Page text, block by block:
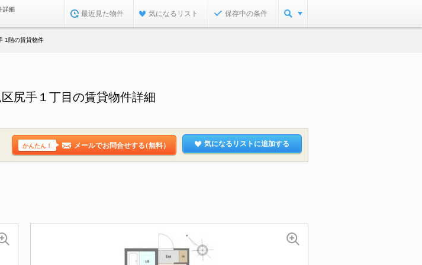
詳細
最近見た物件 気になるリスト 保存中の条件
1階の賃貸物件
尻手１丁目の賃貸物件詳細
かんたん！ メールでお問合せする（無料） 気になるリストに追加する